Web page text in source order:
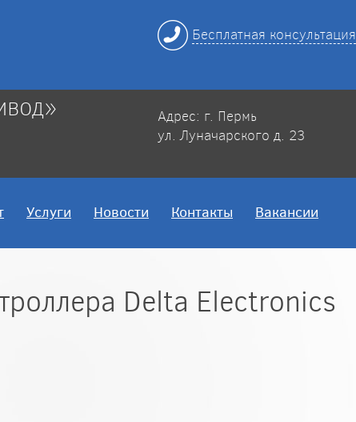
Бесплатная консультация
Адрес: г. Пермь
ул. Луначарского д. 23
Услуги Новости Контакты Вакансии
Delta Electronics